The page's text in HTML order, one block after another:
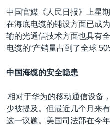
中国官媒《人民日报》上星
在海底电缆的铺设方面已成
输的光通信技术方面也具有
电缆的“产销量占到了全球
中国海缆的安全隐患
相对于华为的移动通信设备
少被提及。但最近几个月来
这一议题。美国司法部在今